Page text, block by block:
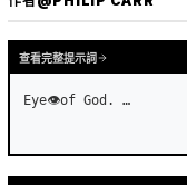
查看完整提示詞
Eye👁️of God. …